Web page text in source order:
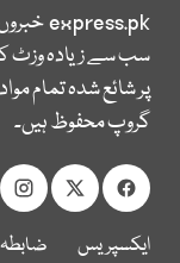
express.pk
سب سے زیادہ وزٹ
پر شائع شدہ تمام
گروپ محفوظ ہیں۔
ایکسپریس
ضابطہ